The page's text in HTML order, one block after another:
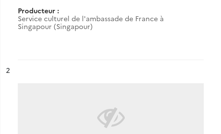
Producteur :
Service culturel de l'ambassade de France à
Singapour (Singapour)
n°
2